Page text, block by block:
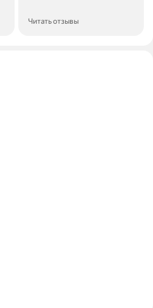
Читать отзывы